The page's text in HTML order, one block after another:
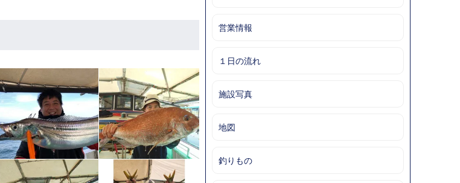
営業情報
１日の流れ
施設写真
地図
釣りもの